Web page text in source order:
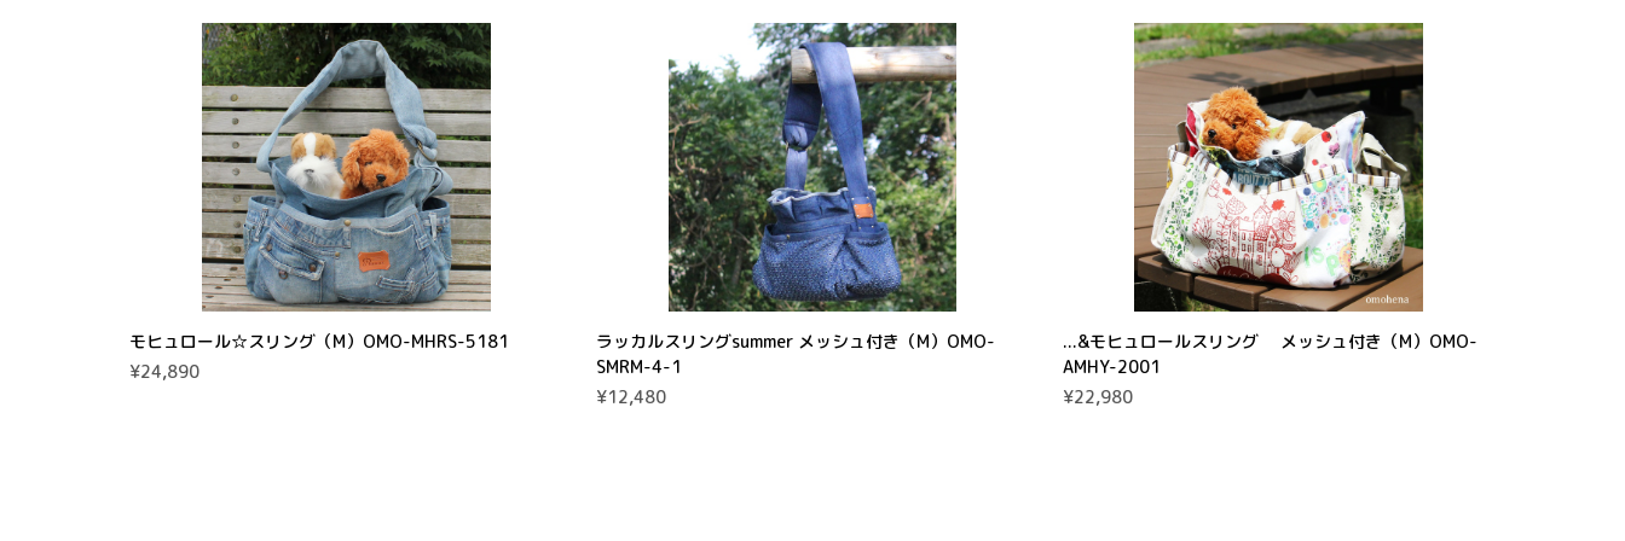
モヒュロール☆スリング（M）OMO-MHRS-5181
¥24,890
ラッカルスリングsummer メッシュ付き（M）OMO-
SMRM-4-1
¥12,480
...&モヒュロールスリング メッシュ付き（M）OMO-
AMHY-2001
¥22,980